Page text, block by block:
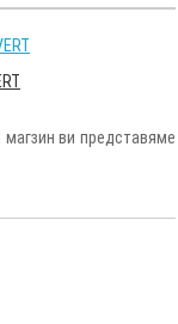
магзин ви представяме